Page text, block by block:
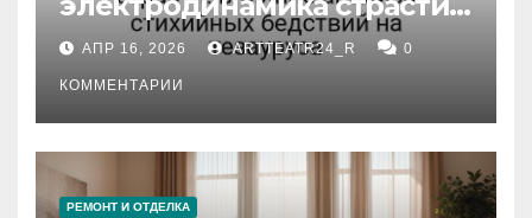
влияние анализа
стихийных бедствий на
тезауруса
АПР 16, 2026 ARTTEATR24_R 0
КОММЕНТАРИИ
РЕМОНТ И ОТДЕЛКА